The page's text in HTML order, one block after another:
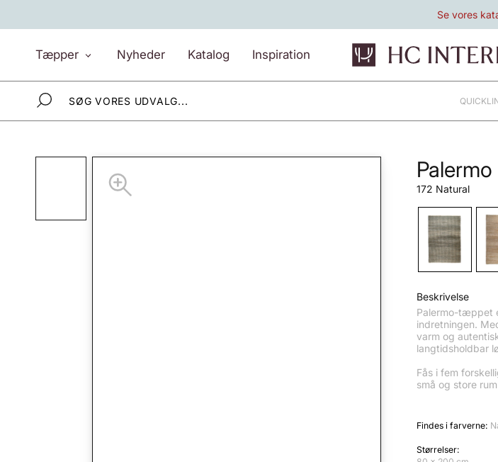
indhold
Se vores
Tæpper
Nyheder
Katalog
Inspiration
Palermo
172 Natural
Beskrivelse
Palermo-tæppet
indretningen.
varm og
langtidsholdbar
Fås i fem
små og store
Findes i farverne:
Størrelser: